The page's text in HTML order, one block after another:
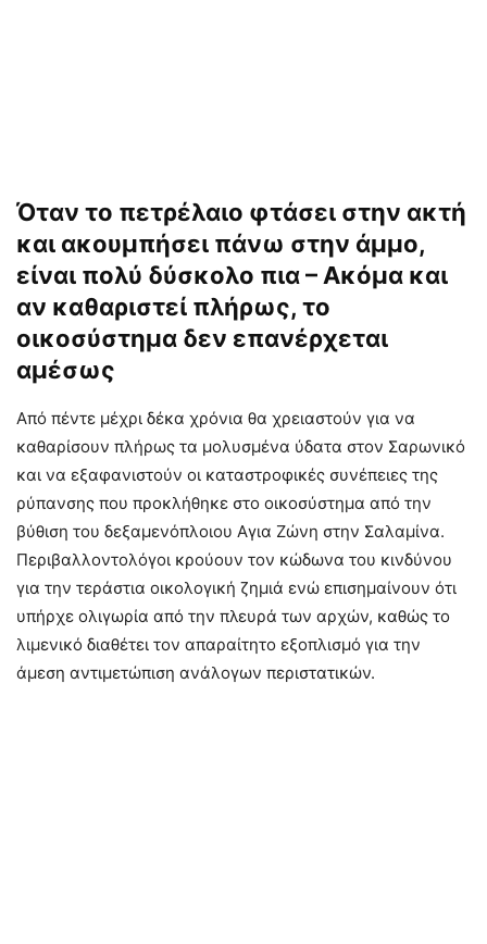
Όταν το πετρέλαιο φτάσει στην ακτή
και ακουμπήσει πάνω στην άμμο,
είναι πολύ δύσκολο πια – Ακόμα και
αν καθαριστεί πλήρως, το
οικοσύστημα δεν επανέρχεται
αμέσως
Από πέντε μέχρι δέκα χρόνια θα χρειαστούν για να
καθαρίσουν πλήρως τα μολυσμένα ύδατα στον Σαρωνικό
και να εξαφανιστούν οι καταστροφικές συνέπειες της
ρύπανσης που προκλήθηκε στο οικοσύστημα από την
βύθιση του δεξαμενόπλοιου Αγια Ζώνη στην Σαλαμίνα.
Περιβαλλοντολόγοι κρούουν τον κώδωνα του κινδύνου
για την τεράστια οικολογική ζημιά ενώ επισημαίνουν ότι
υπήρχε ολιγωρία από την πλευρά των αρχών, καθώς το
λιμενικό διαθέτει τον απαραίτητο εξοπλισμό για την
άμεση αντιμετώπιση ανάλογων περιστατικών.